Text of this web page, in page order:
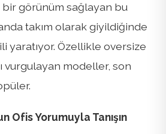
görünüm sağlayan bu
takım olarak giyildiğinde
yaratıyor. Özellikle oversize
vurgulayan modeller, son
Ofis Yorumuyla Tanışın